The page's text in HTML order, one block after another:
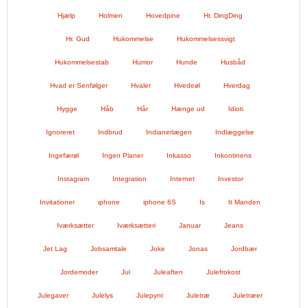
Hjælp Holmen Hovedpine Hr. DingDing
Hr. Gud Hukommelse Hukommelsessvigt
Hukommelsestab Humor Hunde Husbåd
Hvad er Senfølger Hvaler Hvedeøl Hverdag
Hygge Håb Hår Hænge ud Idioti
Ignoreret Indbrud Indianerlægen Indlæggelse
Ingefærøl Ingen Planer Inkasso Inkontinens
Instagram Integration Internet Investor
Invitationer iphone iphone 6S Is It Manden
Iværksætter Iværksætteri Januar Jeans
Jet Lag Jobsamtale Joke Jonas Jordbær
Jordemoder Jul Juleaften Julefrokost
Julegaver Julelys Julepynt Juletræ Juletræer